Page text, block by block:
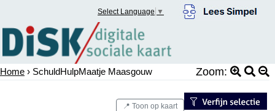
Select Language ▼
Home › SchuldHulpMaatje Maasgouw Zoom:
📍 Toon op kaart